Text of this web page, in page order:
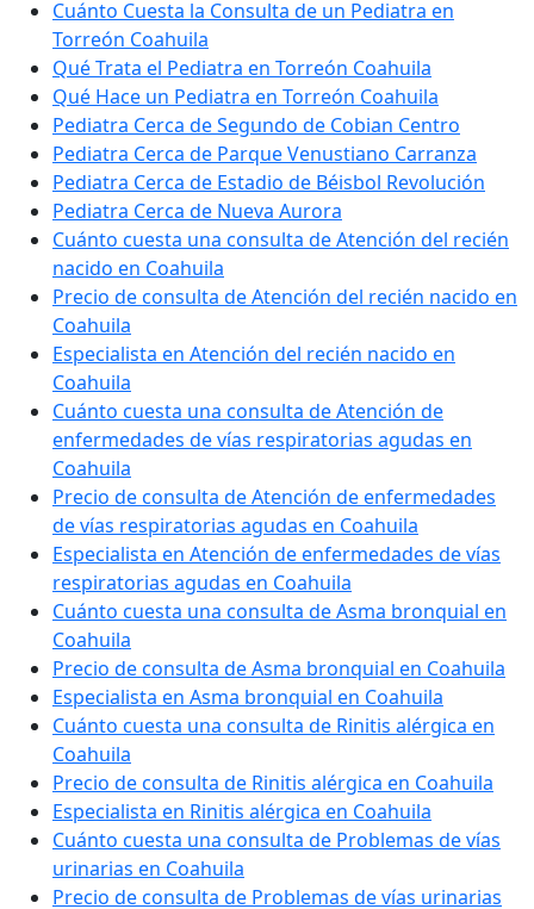
Cuánto Cuesta la Consulta de un Pediatra en
Torreón Coahuila
Qué Trata el Pediatra en Torreón Coahuila
Qué Hace un Pediatra en Torreón Coahuila
Pediatra Cerca de Segundo de Cobian Centro
Pediatra Cerca de Parque Venustiano Carranza
Pediatra Cerca de Estadio de Béisbol Revolución
Pediatra Cerca de Nueva Aurora
Cuánto cuesta una consulta de Atención del recién
nacido en Coahuila
Precio de consulta de Atención del recién nacido en
Coahuila
Especialista en Atención del recién nacido en
Coahuila
Cuánto cuesta una consulta de Atención de
enfermedades de vías respiratorias agudas en
Coahuila
Precio de consulta de Atención de enfermedades
de vías respiratorias agudas en Coahuila
Especialista en Atención de enfermedades de vías
respiratorias agudas en Coahuila
Cuánto cuesta una consulta de Asma bronquial en
Coahuila
Precio de consulta de Asma bronquial en Coahuila
Especialista en Asma bronquial en Coahuila
Cuánto cuesta una consulta de Rinitis alérgica en
Coahuila
Precio de consulta de Rinitis alérgica en Coahuila
Especialista en Rinitis alérgica en Coahuila
Cuánto cuesta una consulta de Problemas de vías
urinarias en Coahuila
Precio de consulta de Problemas de vías urinarias